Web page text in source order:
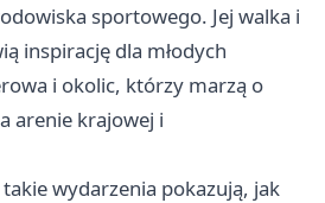
sportowego. Jej walka i
inspirację dla młodych
i okolic, którzy marzą o
arenie krajowej i
wydarzenia pokazują, jak